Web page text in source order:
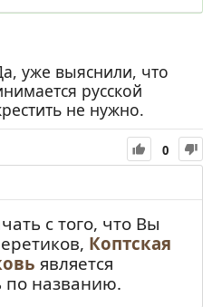
уже выяснили, что
русской
не нужно.
0
с того, что Вы
Коптская
является
по названию.